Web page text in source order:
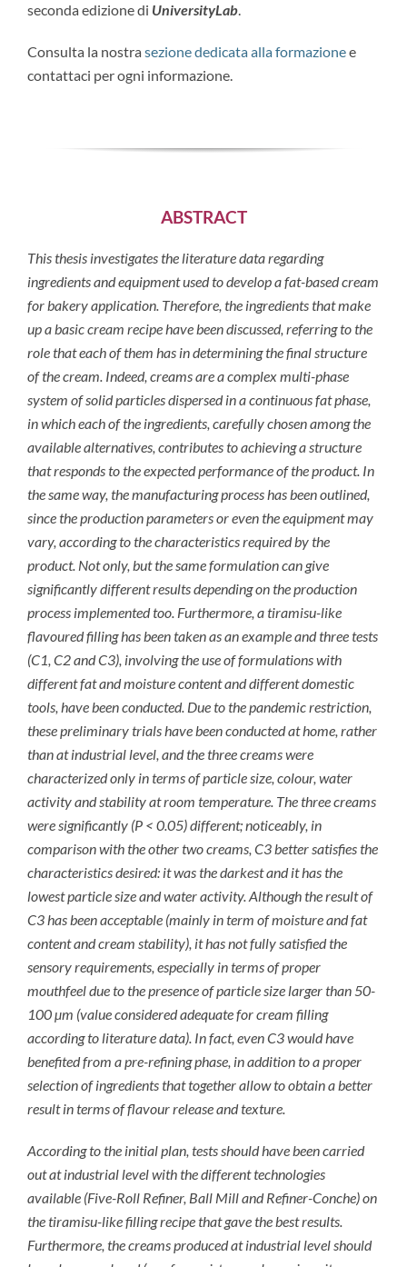
seconda edizione di UniversityLab.
Consulta la nostra sezione dedicata alla formazionee
contattaci per ogni informazione.
ABSTRACT
This thesis investigates the literature data regarding
ingredients and equipment used to develop a fat-based cream
for bakery application. Therefore, the ingredients that make
up a basic cream recipe have been discussed, referring to the
role that each of them has in determining the final structure
of the cream. Indeed, creams are a complex multi-phase
system of solid particles dispersed in a continuous fat phase,
in which each of the ingredients, carefully chosen among the
available alternatives, contributes to achieving a structure
that responds to the expected performance of the product. In
the same way, the manufacturing process has been outlined,
since the production parameters or even the equipment may
vary, according to the characteristics required by the
product. Not only, but the same formulation can give
significantly different results depending on the production
process implemented too. Furthermore, a tiramisu-like
flavoured filling has been taken as an example and three tests
(C1, C2 and C3), involving the use of formulations with
different fat and moisture content and different domestic
tools, have been conducted. Due to the pandemic restriction,
these preliminary trials have been conducted at home, rather
than at industrial level, and the three creams were
characterized only in terms of particle size, colour, water
activity and stability at room temperature. The three creams
were significantly (P < 0.05) different; noticeably, in
comparison with the other two creams, C3 better satisfies the
characteristics desired: it was the darkest and it has the
lowest particle size and water activity. Although the result of
C3 has been acceptable (mainly in term of moisture and fat
content and cream stability), it has not fully satisfied the
sensory requirements, especially in terms of proper
mouthfeel due to the presence of particle size larger than 50-
100 µm (value considered adequate for cream filling
according to literature data). In fact, even C3 would have
benefited from a pre-refining phase, in addition to a proper
selection of ingredients that together allow to obtain a better
result in terms of flavour release and texture.
According to the initial plan, tests should have been carried
out at industrial level with the different technologies
available (Five-Roll Refiner, Ball Mill and Refiner-Conche) on
the tiramisu-like filling recipe that gave the best results.
Furthermore, the creams produced at industrial level should